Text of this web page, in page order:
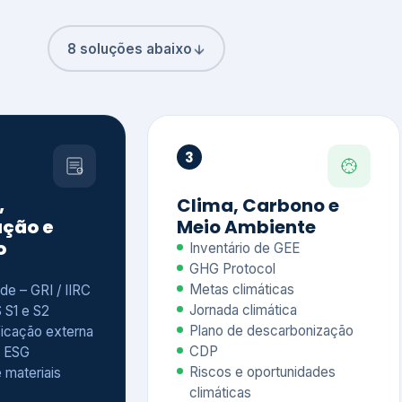
8 soluções abaixo
e
– GRI / IIRC
e S2
externa
3
Clima, Carbono e
Meio Ambiente
Inventário de GEE
GHG Protocol
Metas climáticas
Jornada climática
Plano de descarbonização
CDP
Riscos e oportunidades
climáticas